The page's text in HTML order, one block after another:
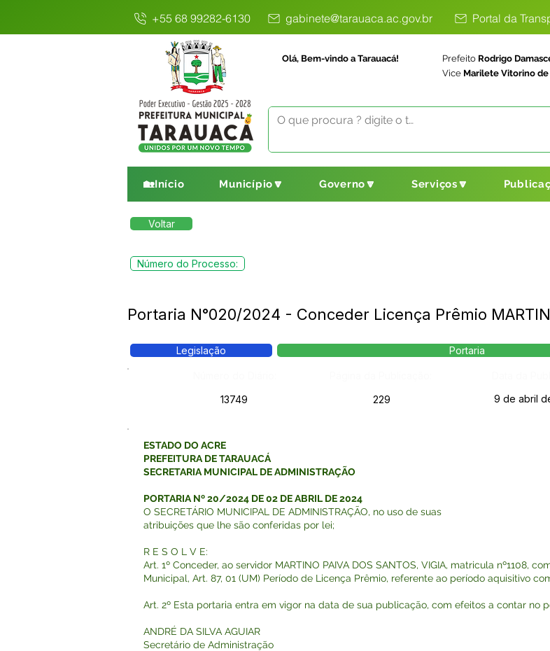
+55 68 99282-6130 gabinete@tarauaca.ac.gov.br Portal da
Olá, Bem-vindo a Tarauacá! Prefeito Rodrigo
Vice Marilete Vitorino
🏡Início Município🔽 Governo🔽 Serviços🔽
Voltar
Número do Processo:
Portaria N°020/2024 - Conceder Licença Prêmio
Legislação Portaria
13749
229 9 de abril
ESTADO DO ACRE
PREFEITURA DE TARAUACÁ
SECRETARIA MUNICIPAL DE ADMINISTRAÇÃO
PORTARIA Nº 20/2024 DE 02 DE ABRIL DE 2024
O SECRETÁRIO MUNICIPAL DE ADMINISTRAÇÃO, no uso de suas
atribuições que lhe são conferidas por lei;
R E S O L V E:
Art. 1º Conceder, ao servidor MARTINO PAIVA DOS SANTOS, VIGIA, matricula nº1108,
Municipal, Art. 87, 01 (UM) Período de Licença Prêmio, referente ao período aquisitivo
Art. 2º Esta portaria entra em vigor na data de sua publicação, com efeitos a contar no
ANDRÉ DA SILVA AGUIAR
Secretário de Administração